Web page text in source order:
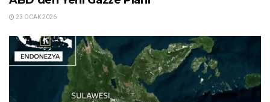
23 OCAK 2026